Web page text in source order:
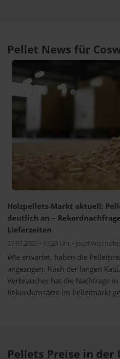
Pellet News für
Holzpellets-Markt aktuell:
deutlich an –
Lieferzeiten
27.07.2026 • 09:23 Uhr • Josef
Wie erwartet, haben die
angezogen. Nach der langen
Verbraucher hat die Nachfrage
Rekordumsätze im Pelletmarkt
Pellets Preise in der